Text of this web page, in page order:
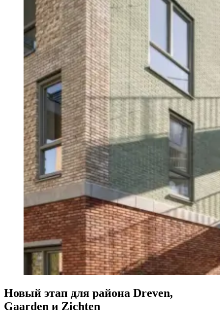
Новый этап для района Dreven,
Gaarden и Zichten